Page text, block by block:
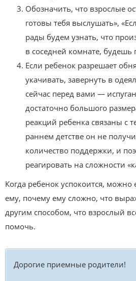
Обозначить, что взрослые
готовы тебя выслушать»,
рады будем узнать, что
в соседней комнате, будешь
Если ребенок разрешает
укачивать, завернуть в
сейчас перед вами —
достаточно большого
реакций ребенка связаны с
раннем детстве он не
количество поддержки, и
реагировать на сложности
Когда ребенок успокоится, можно
ему, почему ему сложно, что
другим способом, что взрослый
помочь.
Дорогие приемные родители!